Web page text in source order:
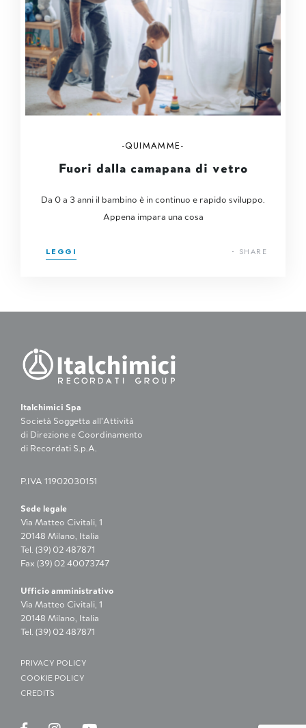
QUIMAMME
Fuori dalla camapana di vetro
Da 0 a 3 anni il bambino è in continuo e rapido sviluppo.
Appena impara una cosa
LEGGI SHARE
Italchimici Spa
Società Soggetta all’Attività
di Direzione e Coordinamento
di Recordati S.p.A.
P.IVA 11902030151
Sede legale
Via Matteo Civitali, 1
20148 Milano, Italia
Tel. (39) 02 487871
Fax (39) 02 40073747
Ufficio amministrativo
Via Matteo Civitali, 1
20148 Milano, Italia
Tel. (39) 02 487871
PRIVACY POLICY
COOKIE POLICY
CREDITS